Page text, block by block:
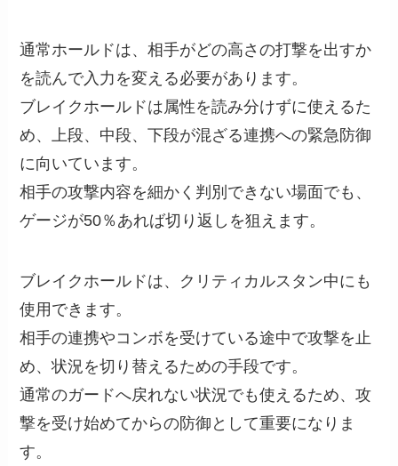
通常ホールドは、相手がどの高さの打撃を出すか
を読んで入力を変える必要があります。
ブレイクホールドは属性を読み分けずに使えるた
め、上段、中段、下段が混ざる連携への緊急防御
に向いています。
相手の攻撃内容を細かく判別できない場面でも、
ゲージが50％あれば切り返しを狙えます。
ブレイクホールドは、クリティカルスタン中にも
使用できます。
相手の連携やコンボを受けている途中で攻撃を止
め、状況を切り替えるための手段です。
通常のガードへ戻れない状況でも使えるため、攻
撃を受け始めてからの防御として重要になりま
す。